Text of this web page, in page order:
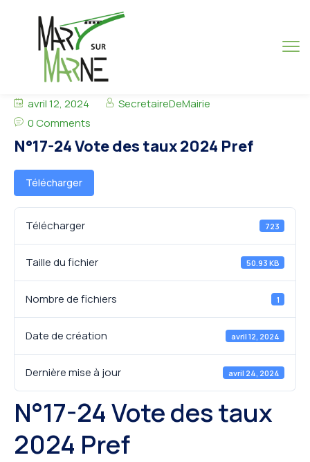
avril 12, 2024
SecretaireDeMairie
0 Comments
N°17-24 Vote des taux 2024 Pref
Télécharger
Télécharger 723
Taille du fichier 50.93 KB
Nombre de fichiers 1
Date de création avril 12, 2024
Dernière mise à jour avril 24, 2024
N°17-24 Vote des taux
2024 Pref